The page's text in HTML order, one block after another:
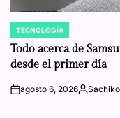
POSTED
IN
TECNOLOGÍA
Todo acerca de
desde el primer día
onagosto 6, 2026Posted